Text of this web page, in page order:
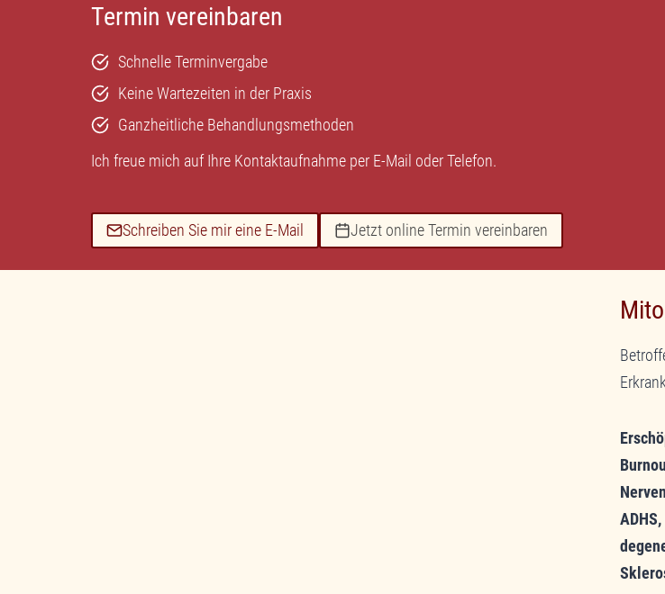
Termin vereinbaren
Schnelle Terminvergabe
Keine Wartezeiten in der Praxis
Ganzheitliche Behandlungsmethoden
Ich freue mich auf Ihre Kontaktaufnahme per E-Mail oderTelefon.
Schreiben Sie mir eine E-Mail Jetzt online Termin vereinbaren